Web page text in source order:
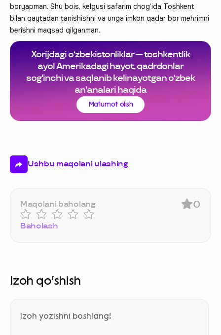
boryapman. Shu bois, kelgusi safarim chog‘ida Toshkent
bilan qaytadan tanishishni va unga imkon qadar bor mehrimni
berishni maqsad qilganman.
Xorijdagi o‘zbekistonliklar — toshkentlik
ayol Amerikadagi hayot, qadrdonlar
sog'inchi va saqlanib kelinayotgan o‘zbek
an'analari haqida
Ma'lumot olish
Ushbu maqolani ulashing
Maqolani baholang
Baholash
0
Izoh qo‘shish